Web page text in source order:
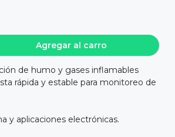
Agregar al carro
de humo y gases inflamables
rápida y estable para monitoreo de
y aplicaciones electrónicas.